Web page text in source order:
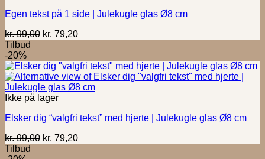
Egen tekst på 1 side | Julekugle glas Ø8 cm
kr.99,00 Den
var:
kr. 99,00.
kr. 79,20Den
er:
kr. 79,20.
Tilbud
-20%
Ikke på lager
Elsker dig “valgfri tekst” med hjerte | Julekugle glas Ø8 cm
kr.99,00 Den
kr. 79,20Den
Tilbud